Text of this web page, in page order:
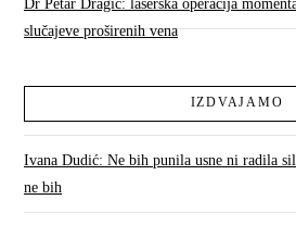
Dr Petar Dragić: laserska operacija
slučajeve proširenih vena
IZDVAJAMO
Ivana Dudić: Ne bih punila usne ni radila
ne bih